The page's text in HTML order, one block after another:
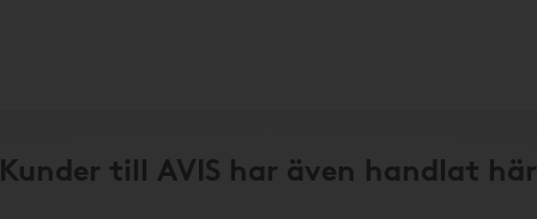
Kunder till AVIS har även handlat här